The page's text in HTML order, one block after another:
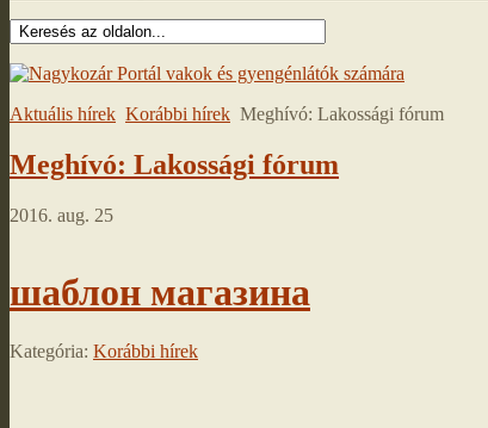
Aktuális hírek Korábbi hírek Meghívó: Lakossági fórum
Meghívó: Lakossági fórum
2016. aug. 25
шаблон магазина
Kategória: Korábbi hírek